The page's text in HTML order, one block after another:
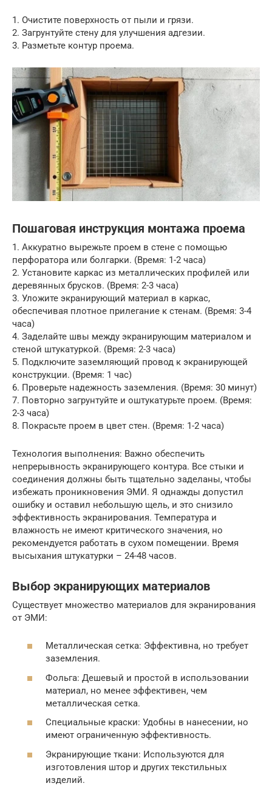
1. Очистите поверхность от пыли и грязи.
2. Загрунтуйте стену для улучшения адгезии.
3. Разметьте контур проема.
Пошаговая инструкция монтажа проема
1. Аккуратно вырежьте проем в стене с помощью
перфоратора или болгарки. (Время: 1-2 часа)
2. Установите каркас из металлических профилей или
деревянных брусков. (Время: 2-3 часа)
3. Уложите экранирующий материал в каркас,
обеспечивая плотное прилегание к стенам. (Время: 3-4
часа)
4. Заделайте швы между экранирующим материалом и
стеной штукатуркой. (Время: 2-3 часа)
5. Подключите заземляющий провод к экранирующей
конструкции. (Время: 1 час)
6. Проверьте надежность заземления. (Время: 30 минут)
7. Повторно загрунтуйте и оштукатурьте проем. (Время:
2-3 часа)
8. Покрасьте проем в цвет стен. (Время: 1-2 часа)
Технология выполнения: Важно обеспечить
непрерывность экранирующего контура. Все стыки и
соединения должны быть тщательно заделаны, чтобы
избежать проникновения ЭМИ. Я однажды допустил
ошибку и оставил небольшую щель, и это снизило
эффективность экранирования. Температура и
влажность не имеют критического значения, но
рекомендуется работать в сухом помещении. Время
высыхания штукатурки – 24-48 часов.
Выбор экранирующих материалов
Существует множество материалов для экранирования
от ЭМИ:
Металлическая сетка: Эффективна, но требует
заземления.
Фольга: Дешевый и простой в использовании
материал, но менее эффективен, чем
металлическая сетка.
Специальные краски: Удобны в нанесении, но
имеют ограниченную эффективность.
Экранирующие ткани: Используются для
изготовления штор и других текстильных
изделий.